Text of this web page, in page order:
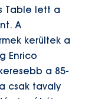
Table lett a
A
kerültek a
Enrico
a 85-
csak tavaly